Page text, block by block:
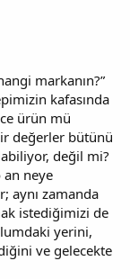
markanın?”
kafasında
ürün mü
değerler bütünü
değil mi?
an neye
aynı zamanda
istediğimizi de
yerini,
ve gelecekte